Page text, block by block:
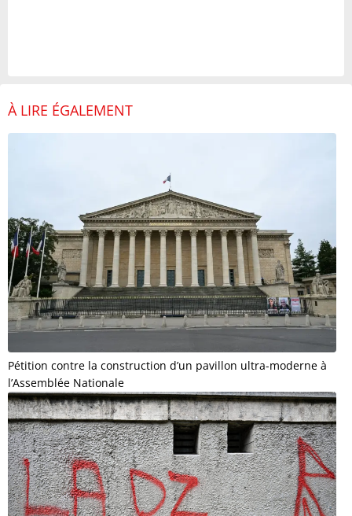
À LIRE ÉGALEMENT
Pétition contre la construction d’un pavillon ultra-moderne à
l’Assemblée Nationale